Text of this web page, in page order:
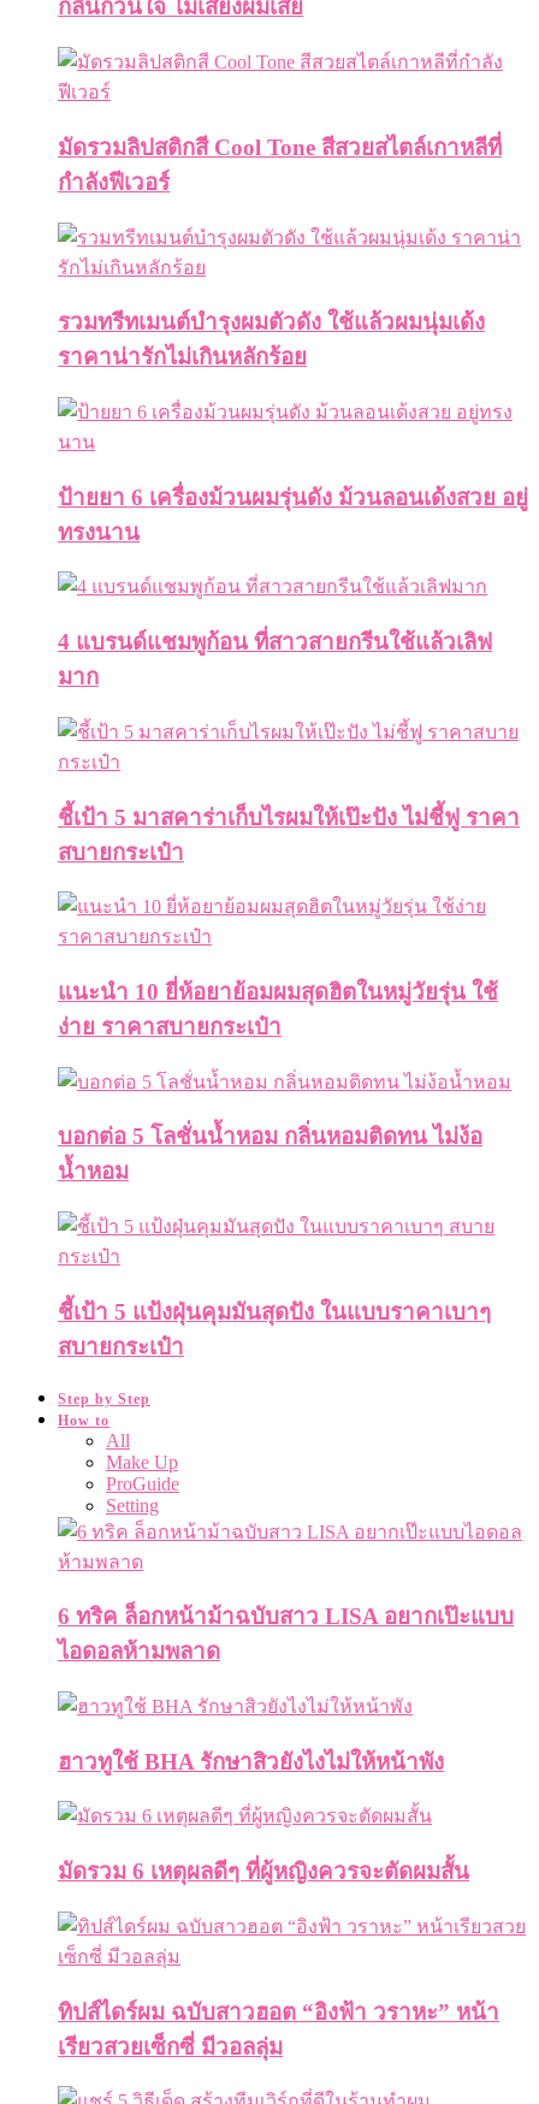
กลิ่นกวนใจ ไม่เสี่ยงผมเสีย
มัดรวมลิปสติกสี Cool Tone สีสวยสไตล์เกาหลีที่
กำลังฟีเวอร์
รวมทรีทเมนต์บำรุงผมตัวดัง ใช้แล้วผมนุ่มเด้ง
ราคาน่ารักไม่เกินหลักร้อย
ป้ายยา 6 เครื่องม้วนผมรุ่นดัง ม้วนลอนเด้งสวย อยู่
ทรงนาน
4 แบรนด์แชมพูก้อน ที่สาวสายกรีนใช้แล้วเลิฟ
มาก
ชี้เป้า 5 มาสคาร่าเก็บไรผมให้เป๊ะปัง ไม่ชี้ฟู ราคา
สบายกระเป๋า
แนะนำ 10 ยี่ห้อยาย้อมผมสุดฮิตในหมู่วัยรุ่น ใช้
ง่าย ราคาสบายกระเป๋า
บอกต่อ 5 โลชั่นน้ำหอม กลิ่นหอมติดทน ไม่ง้อ
น้ำหอม
ชี้เป้า 5 แป้งฝุ่นคุมมันสุดปัง ในแบบราคาเบาๆ
สบายกระเป๋า
Step by Step
How to
All
Make Up
ProGuide
Setting
6 ทริค ล็อกหน้าม้าฉบับสาว LISA อยากเป๊ะแบบ
ไอดอลห้ามพลาด
ฮาวทูใช้ BHA รักษาสิวยังไงไม่ให้หน้าพัง
มัดรวม 6 เหตุผลดีๆ ที่ผู้หญิงควรจะตัดผมสั้น
ทิปส์ไดร์ผม ฉบับสาวฮอต “อิงฟ้า วราหะ” หน้า
เรียวสวยเซ็กซี่ มีวอลลุ่ม